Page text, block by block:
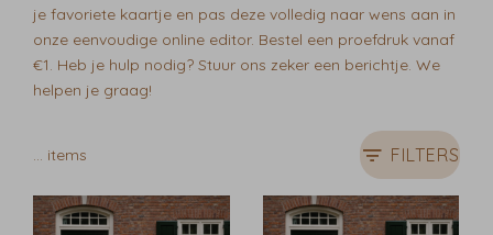
je favoriete kaartje en pas deze volledig naar wens aan in
onze eenvoudige online editor. Bestel een proefdruk vanaf
€1. Heb je hulp nodig? Stuur ons zeker een berichtje. We
helpen je graag!
items FILTERS